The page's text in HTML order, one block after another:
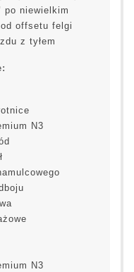
po niewielkim
offsetu felgi
z tyłem
N3
N3